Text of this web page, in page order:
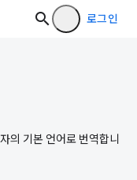
로그인
의 기본 언어로 번역합니